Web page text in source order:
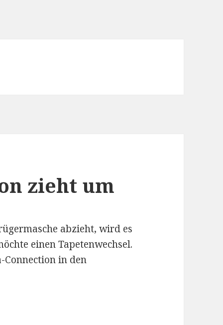
zieht um
abzieht, wird es
einen Tapetenwechsel.
in den